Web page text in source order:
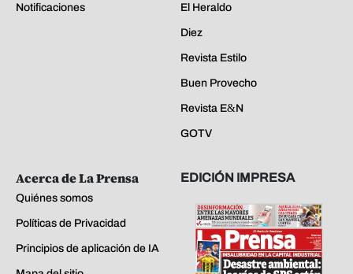
Notificaciones El Heraldo
Diez
Revista Estilo
Buen Provecho
Revista E&N
GOTV
Acerca de La Prensa
Quiénes somos
Políticas de Privacidad
Principios de aplicación de IA
EDICIÓN IMPRESA